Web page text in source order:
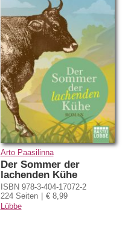
Arto Paasilinna
Der Sommer der
lachenden Kühe
ISBN 978-3-404-17072-2
224 Seiten
€ 8,99
Lübbe